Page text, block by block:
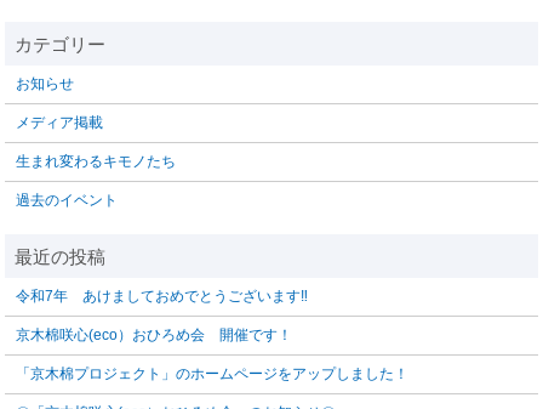
お知らせ
メディア掲載
生まれ変わるキモノたち
過去のイベント
令和7年 あけましておめでとうございます‼️
京木棉咲心(eco）おひろめ会 開催です！
「京木棉プロジェクト」のホームページをアップしました！